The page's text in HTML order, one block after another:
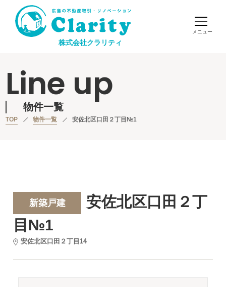
株式会社クラリティ
Line up
物件一覧
TOP 物件一覧 安佐北区口田２丁目№1
新築戸建
安佐北区口田２丁
目№1
安佐北区口田２丁目14